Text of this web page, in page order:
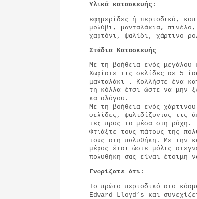
Υλικά κατασκευής:
εφημερίδες ή περιοδικά,
μολύβι, μανταλάκια, πινέλο,
χαρτόνι, ψαλίδι, χάρτινο
Στάδια Κατασκευής
Με τη βοήθεια ενός μεγάλου
Χωρίστε τις σελίδες σε 5
μανταλάκι . Κολλήστε ένα
τη κόλλα έτσι ώστε να μην
καταλόγου.
Με τη βοήθεια ενός
σελίδες, ψαλιδίζοντας τις
τες προς τα μέσα στη ράχη.
Φτιάξτε τους πάτους της
τους στη πολυθήκη. Με την
μέρος έτσι ώστε μόλις
πολυθήκη σας είναι έτοιμη
Γνωρίζατε ότι:
Το πρώτο περιοδικό στο
Edward Lloyd’s και